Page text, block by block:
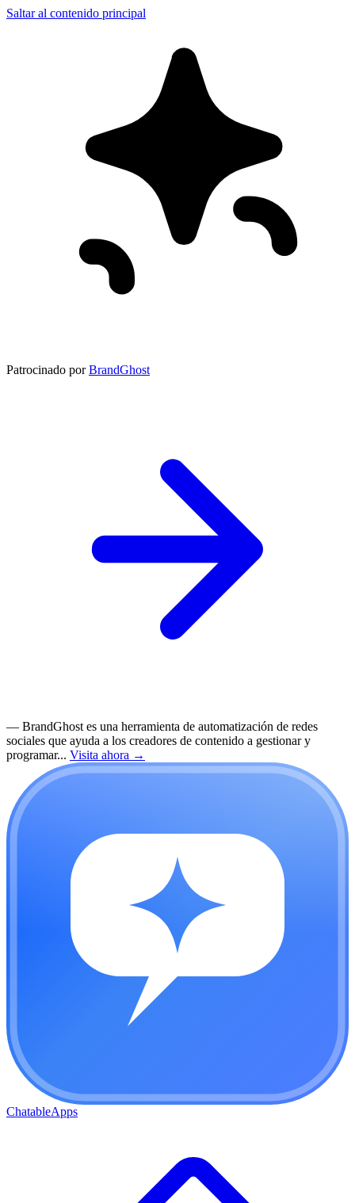
Saltar al contenido principal
Patrocinado por BrandGhost
— BrandGhost es una herramienta de automatización de redes
sociales que ayuda a los creadores de contenido a gestionar y
programar... Visita ahora →
ChatableApps